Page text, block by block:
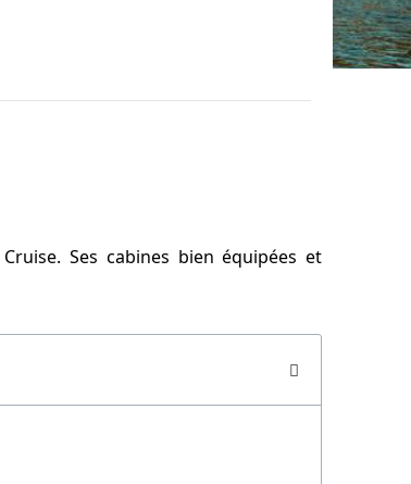
Ses cabines bien équipées et